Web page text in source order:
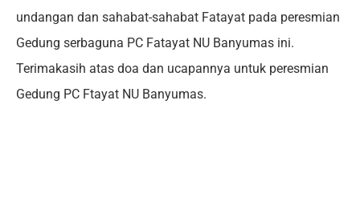
undangan dan sahabat-sahabat Fatayat pada peresmian
Gedung serbaguna PC Fatayat NU Banyumas ini.
Terimakasih atas doa dan ucapannya untuk peresmian
Gedung PC Ftayat NU Banyumas.